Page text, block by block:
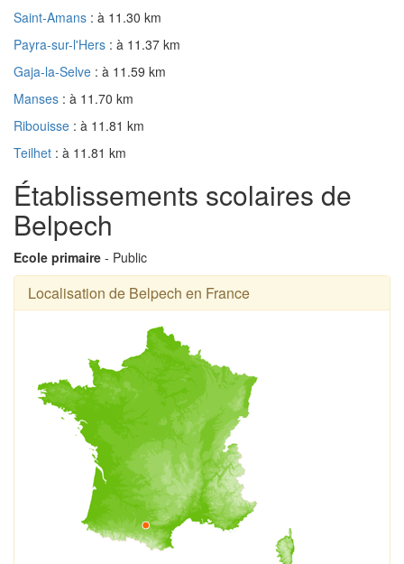
Saint-Amans : à 11.30 km
Payra-sur-l'Hers : à 11.37 km
Gaja-la-Selve : à 11.59 km
Manses : à 11.70 km
Ribouisse : à 11.81 km
Teilhet : à 11.81 km
Établissements scolaires de
Belpech
Ecole primaire - Public
Localisation de Belpech en France